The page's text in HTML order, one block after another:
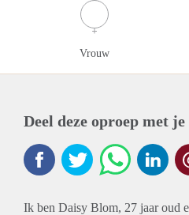
Vrouw
Deel deze oproep met
Ik ben Daisy Blom, 27 jaar oud